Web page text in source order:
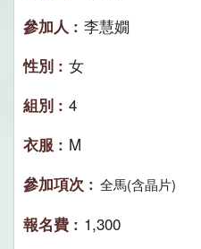
李慧嫺
女
4
M
全馬(含晶片)
1,300